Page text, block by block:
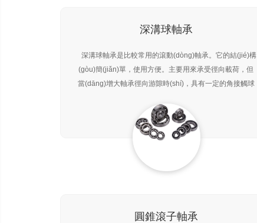
深溝球軸承
深溝球軸承是比較常用的滾動(dòng)軸承。它的結(jié)構
(gòu)簡(jiǎn)單，使用方便。主要用來承受徑向載荷，但
當(dāng)增大軸承徑向游隙時(shí)，具有一定的角接觸球
(zhuǎn)速較高又不宜采用推力球軸承時(shí)，也可用來
圓錐滾子軸承